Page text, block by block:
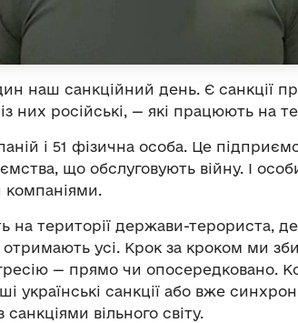
наш санкційний день. Є санкції
них російські, — які працюють на
і 51 фізична особа. Це
що обслуговують війну. І
компаніями.
на території держави-терориста,
усі. Крок за кроком ми
— прямо чи опосередковано.
українські санкції або вже
санкціями вільного світу.